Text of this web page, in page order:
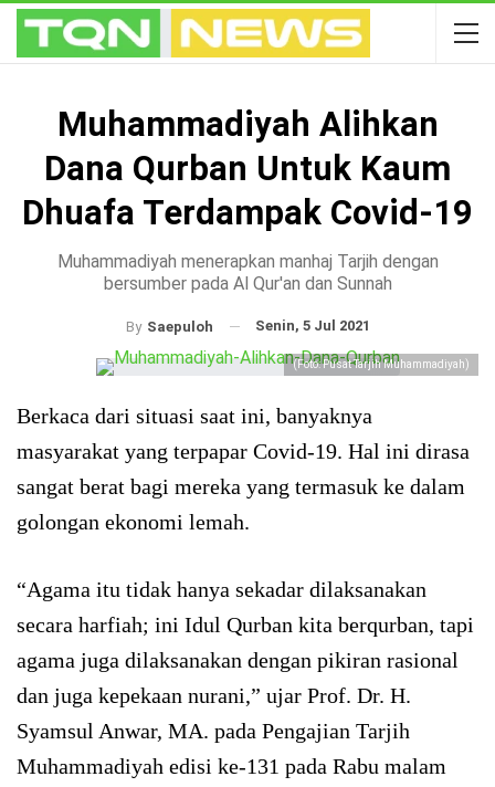
Muhammadiyah Alihkan
Dana Qurban Untuk Kaum
Dhuafa Terdampak Covid-19
Muhammadiyah menerapkan manhaj Tarjih dengan
bersumber pada Al Qur'an dan Sunnah
By Saepuloh Senin, 5 Jul 2021
(Foto: Pusat Tarjih Muhammadiyah)
Berkaca dari situasi saat ini, banyaknya
masyarakat yang terpapar Covid-19. Hal ini dirasa
sangat berat bagi mereka yang termasuk ke dalam
golongan ekonomi lemah.
“Agama itu tidak hanya sekadar dilaksanakan
secara harfiah; ini Idul Qurban kita berqurban, tapi
agama juga dilaksanakan dengan pikiran rasional
dan juga kepekaan nurani,” ujar Prof. Dr. H.
Syamsul Anwar, MA. pada Pengajian Tarjih
Muhammadiyah edisi ke-131 pada Rabu malam